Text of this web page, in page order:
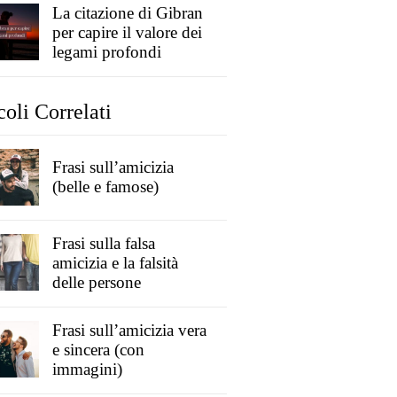
La citazione di Gibran
per capire il valore dei
legami profondi
Correlati
Frasi sull’amicizia
(belle e famose)
Frasi sulla falsa
amicizia e la falsità
delle persone
Frasi sull’amicizia vera
e sincera (con
immagini)